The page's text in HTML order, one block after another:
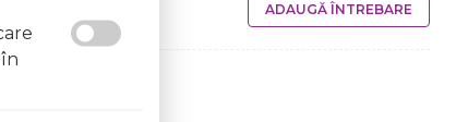
ADAUGĂ ÎNTREBARE